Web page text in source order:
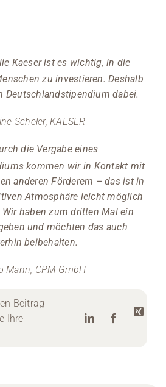
Kaeser ist es wichtig, in die
zu investieren. Deshalb
Deutschlandstipendium dabei.
Scheler, KAESER
die Vergabe eines
kommen wir in Kontakt mit
anderen Förderern – das ist in
Atmosphäre leicht möglich
haben zum dritten Mal ein
und möchten das auch
beibehalten.
Mann, CPM GmbH
Beitrag
Ihre